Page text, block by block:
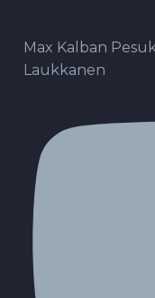
Max Kalban
Laukkanen